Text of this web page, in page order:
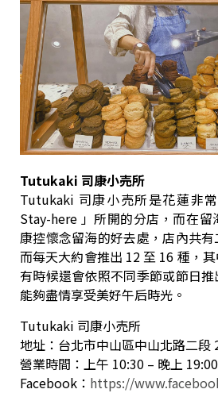
Tutukaki 司康小売所
Tutukaki 司康小売所是花蓮非
Stay-here 」所開的分店，而在
康控懷念留海的好去處，店內共有
而每天大約會推出 12 至 16 種，
有時候還會依照不同季節或節日
能夠盡情享受美好午后時光。
Tutukaki 司康小売所
地址：台北市中山區中山北路二段
營業時間：上午 10:30 – 晚上 19:00
Facebook： https://